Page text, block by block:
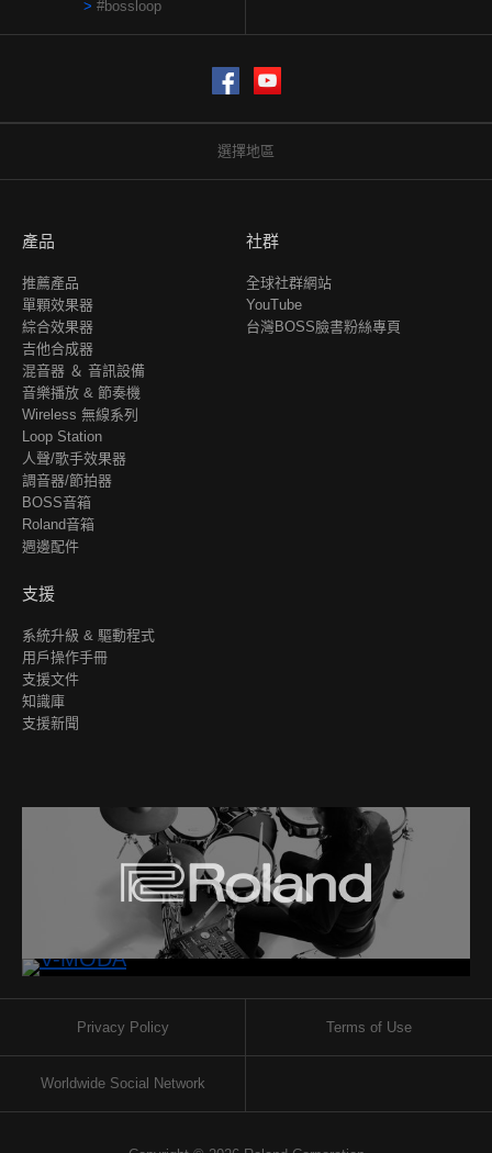
#bossloop
FacebookYouTube
選擇地區
產品
推薦產品
單顆效果器
綜合效果器
吉他合成器
混音器 ＆ 音訊設備
音樂播放 & 節奏機
Wireless 無線系列
Loop Station
人聲/歌手效果器
調音器/節拍器
BOSS音箱
Roland音箱
週邊配件
社群
全球社群網站
YouTube
台灣BOSS臉書粉絲專頁
支援
系統升級 & 驅動程式
用戶操作手冊
支援文件
知識庫
支援新聞
Privacy Policy Terms of Use
Worldwide Social Network